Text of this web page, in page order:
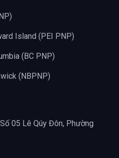
Island (PEI PNP)
(BC PNP)
(NBPNP)
05 Lê Qúy Đôn, Phường